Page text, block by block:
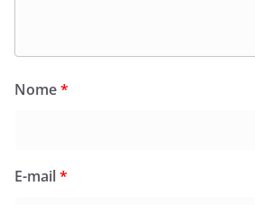
Nome*
E-mail*